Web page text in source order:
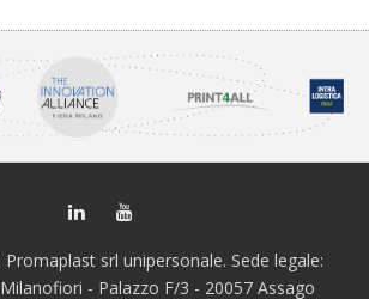
srl unipersonale. Sede legale:
- Palazzo F/3 - 20057 Assago